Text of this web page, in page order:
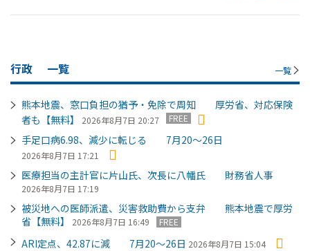
行政 一覧 一覧
熊本地震、窓口負担の猶予・免除で周知 厚労省、対応保険
者も【無料】
2026年8月7日 20:27 FREE
手足口病6.98、減少に転じる 7月20～26日
2026年8月7日 17:21
医療担当の主計官に片山氏、次長に八幡氏 財務省人事
2026年8月7日 17:19
被災地への医師派遣、災害救助費から支弁 熊本地震で厚労
省【無料】
2026年8月7日 16:49 FREE
ARI定点、42.87に減 7月20～26日 2026年8月7日 15:04